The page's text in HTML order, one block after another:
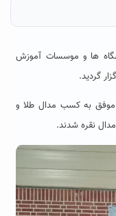
ها و موسسات آموزش
موفق به کسب مدال طلا و
نقره شدند.